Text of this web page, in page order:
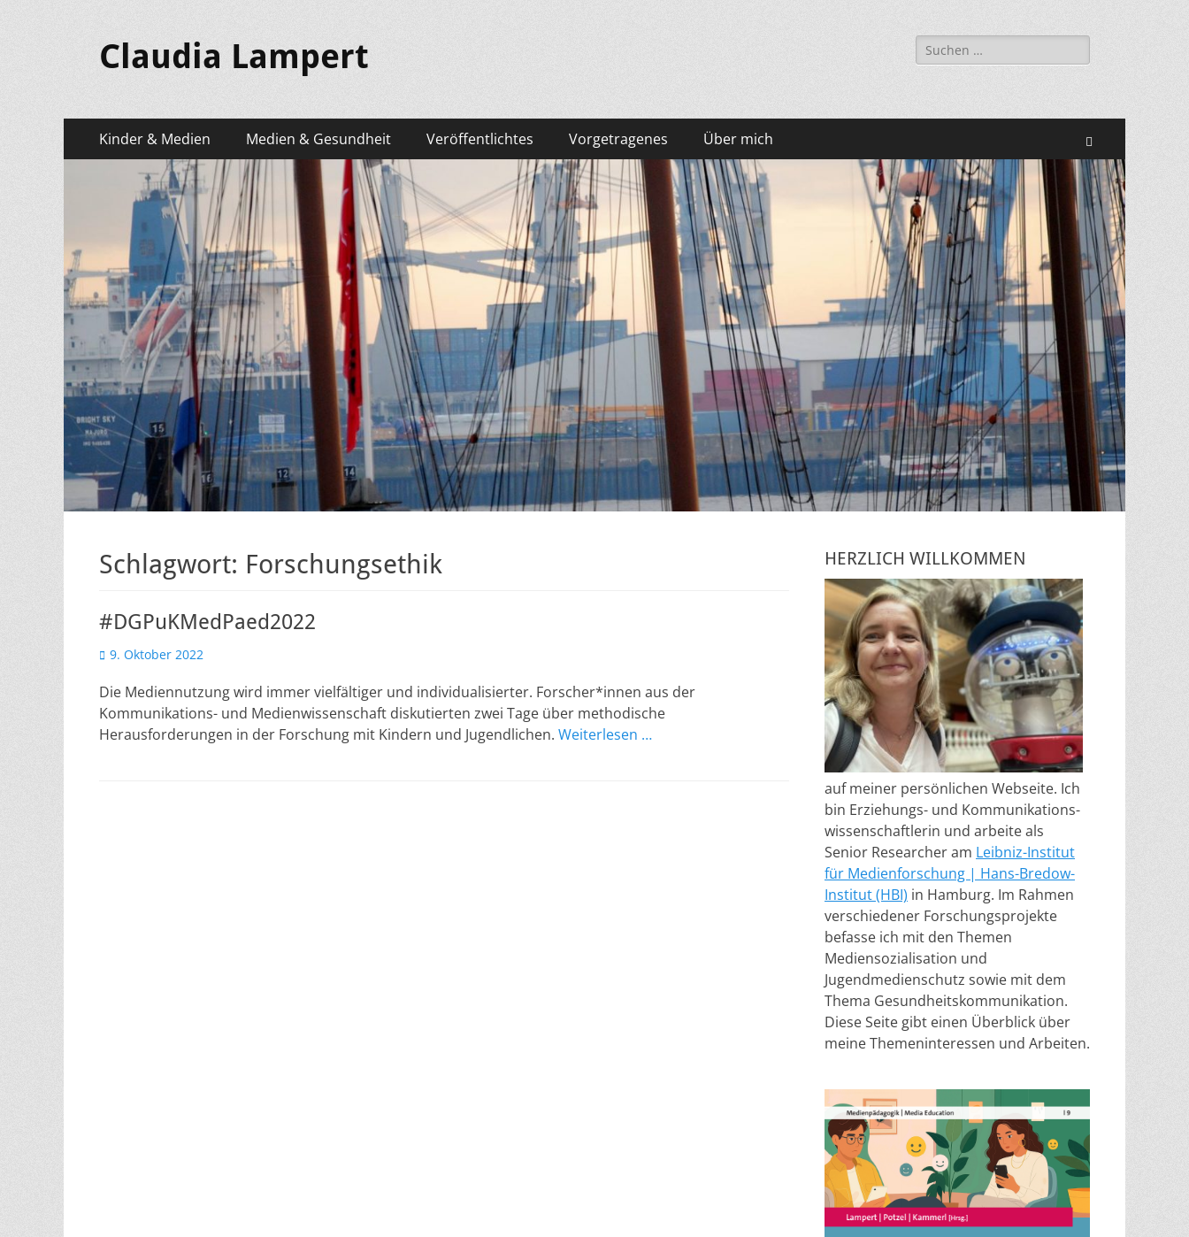
Claudia Lampert
Suchen
nach:
Primäres
Menü
Zum
Inhalt
springen
Kinder & Medien Medien & Gesundheit Veröffentlichtes Vorgetragenes Über mich
Schlagwort: Forschungsethik
#DGPuKMedPaed2022
Veröffentlicht
9. Oktober 2022
Die Mediennutzung wird immer vielfältiger und individualisierter. Forscher*innen aus der
Kommunikations- und Medienwissenschaft diskutierten zwei Tage über methodische
Herausforderungen in der Forschung mit Kindern und Jugendlichen. Weiterlesen …
HERZLICH WILLKOMMEN
auf meiner persönlichen Webseite. Ich
bin Erziehungs- und Kommunikations-
wissenschaftlerin und arbeite als
Senior Researcher am Leibniz-Institut
für Medienforschung | Hans-Bredow-
Institut (HBI) in Hamburg. Im Rahmen
verschiedener Forschungsprojekte
befasse ich mit den Themen
Mediensozialisation und
Jugendmedienschutz sowie mit dem
Thema Gesundheitskommunikation.
Diese Seite gibt einen Überblick über
meine Themeninteressen und Arbeiten.